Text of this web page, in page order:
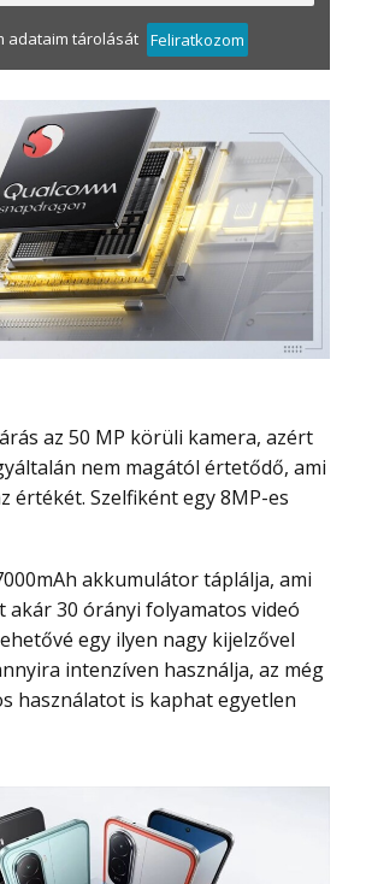
adataim tárolását Feliratkozom
nem magától értetődő, ami
értékét. Szelfiként egy 8MP-es
akár 30 órányi folyamatos videó
egy ilyen nagy kijelzővel
intenzíven használja, az még
használatot is kaphat egyetlen